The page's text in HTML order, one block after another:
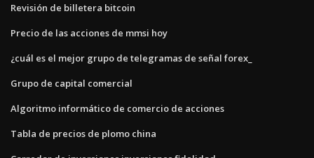
Revisión de billetera bitcoin
Precio de las acciones de mmsi hoy
¿cuál es el mejor grupo de telegramas de señal forex_
Grupo de capital comercial
Algoritmo informático de comercio de acciones
Tabla de precios de plomo china